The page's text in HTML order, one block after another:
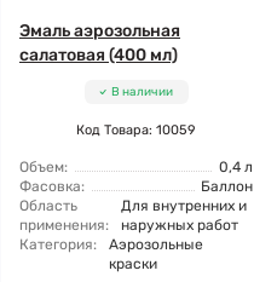
Эмаль аэрозольная
салатовая (400 мл)
В наличии
Код Товара: 10059
Объем:
0,4 л
Фасовка:
Баллон
Область
применения:
Для внутренних и
наружных работ
Категория:
Аэрозольные
краски